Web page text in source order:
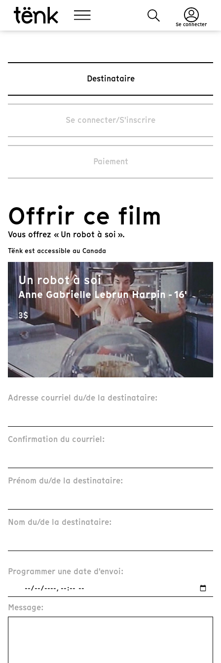
Se connecter
Destinataire
Se connecter/S'inscrire
Paiement
Offrir ce film
Vous offrez « Un robot à soi ».
Tënk est accessible au Canada
Un robot à soi
Anne Gabrielle Lebrun Harpin - 16'
3$
Adresse courriel du/de la destinataire:
Confirmation du courriel:
Prénom du/de la destinataire:
Nom du/de la destinataire:
Programmer une date d'envoi:
Message: